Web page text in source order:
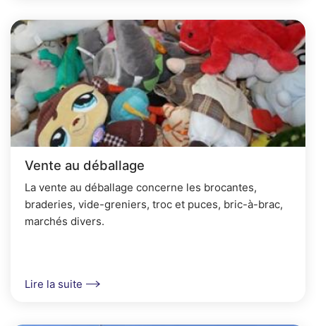
Vente au déballage
La vente au déballage concerne les brocantes,
braderies, vide-greniers, troc et puces, bric-à-brac,
marchés divers.
Lire la suite